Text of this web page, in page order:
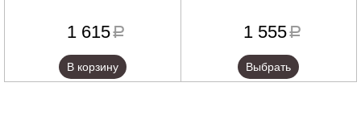
1 615a
В корзину
1 555a
Выбрать